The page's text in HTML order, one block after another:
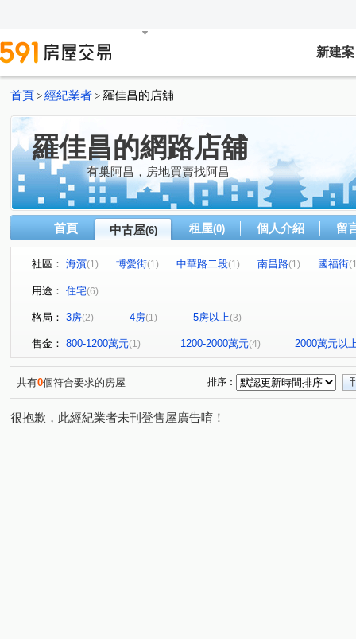
新建案
首頁 > 經紀業者 > 羅佳昌的店舖
羅佳昌的網路店舖
有巢阿昌，房地買賣找阿昌
首頁 中古屋(6) 租屋(0) 個人介紹 留
社區： 海濱(1) 博愛街(1) 中華路二段(1) 南昌路(1) 國福街
用途： 住宅(6)
格局： 3房(2) 4房(1) 5房以上(3)
售金： 800-1200萬元(1) 1200-2000萬元(4) 2000萬元以
共有0個符合要求的房屋 排序：
很抱歉，此經紀業者未刊登售屋廣告唷！